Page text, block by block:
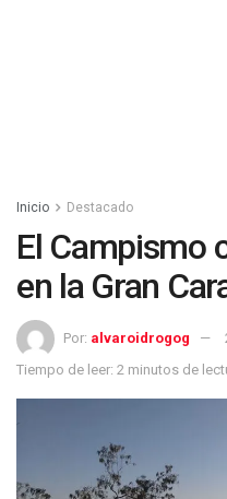
Inicio Destacado
El Campismo
en la Gran
Por: alvaroidrogog
Tiempo de leer: 2 minutos de